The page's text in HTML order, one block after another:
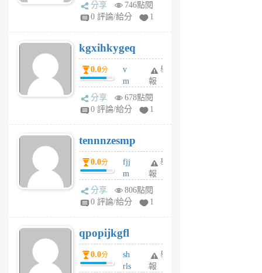
w
6
個
月
前
分享
746點閱
0 評論/給分
1
kgxihkygeq
0.0分
v
m
sg
sr
6
個
月
前
舉
報
分享
678點閱
0 評論/給分
1
tennnzesmp
0.0分
fjj
m
w
rs
6
個
月
前
舉
報
分享
806點閱
0 評論/給分
1
qpopijkgfl
0.0分
sh
rls
舉
報